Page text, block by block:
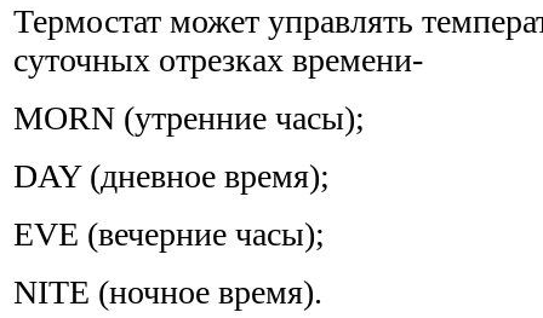
Термостат может управлять
суточных отрезках времени-
MORN (утренние часы);
DAY (дневное время);
EVE (вечерние часы);
NITE (ночное время).